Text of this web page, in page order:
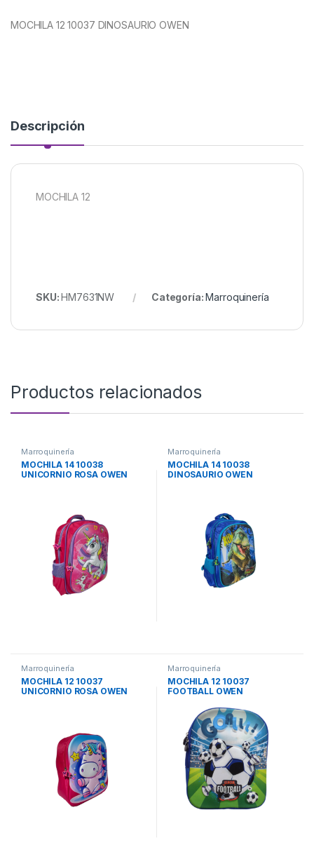
MOCHILA 12 10037 DINOSAURIO OWEN
Descripción
MOCHILA 12
SKU:HM7631NW Categoría:Marroquinería
Productos relacionados
Marroquinería
MOCHILA 14 10038
UNICORNIO ROSA OWEN
Marroquinería
MOCHILA 14 10038
DINOSAURIO OWEN
Marroquinería
MOCHILA 12 10037
UNICORNIO ROSA OWEN
Marroquinería
MOCHILA 12 10037
FOOTBALL OWEN